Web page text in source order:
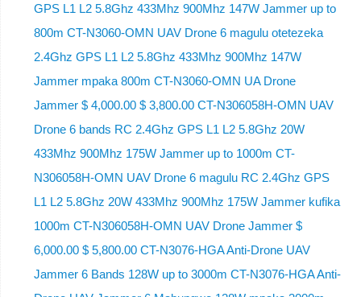
GPS L1 L2 5.8Ghz 433Mhz 900Mhz 147W Jammer up to
800m CT-N3060-OMN UAV Drone 6 magulu otetezeka
2.4Ghz GPS L1 L2 5.8Ghz 433Mhz 900Mhz 147W
Jammer mpaka 800m CT-N3060-OMN UA Drone
Jammer $ 4,000.00 $ 3,800.00 CT-N306058H-OMN UAV
Drone 6 bands RC 2.4Ghz GPS L1 L2 5.8Ghz 20W
433Mhz 900Mhz 175W Jammer up to 1000m CT-
N306058H-OMN UAV Drone 6 magulu RC 2.4Ghz GPS
L1 L2 5.8Ghz 20W 433Mhz 900Mhz 175W Jammer kufika
1000m CT-N306058H-OMN UAV Drone Jammer $
6,000.00 $ 5,800.00 CT-N3076-HGA Anti-Drone UAV
Jammer 6 Bands 128W up to 3000m CT-N3076-HGA ​​Anti-